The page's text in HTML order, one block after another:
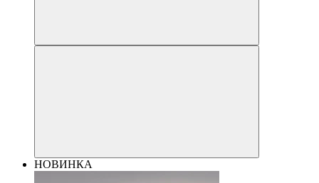
НОВИНКА